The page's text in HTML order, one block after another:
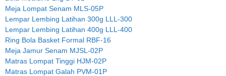
Meja Lompat Senam MLS-05P
Lempar Lembing Latihan 300g LLL-300
Lempar Lembing Latihan 400g LLL-400
Ring Bola Basket Formal RBF-16
Meja Jamur Senam MJSL-02P
Matras Lompat Tinggi HJM-02P
Matras Lompat Galah PVM-01P